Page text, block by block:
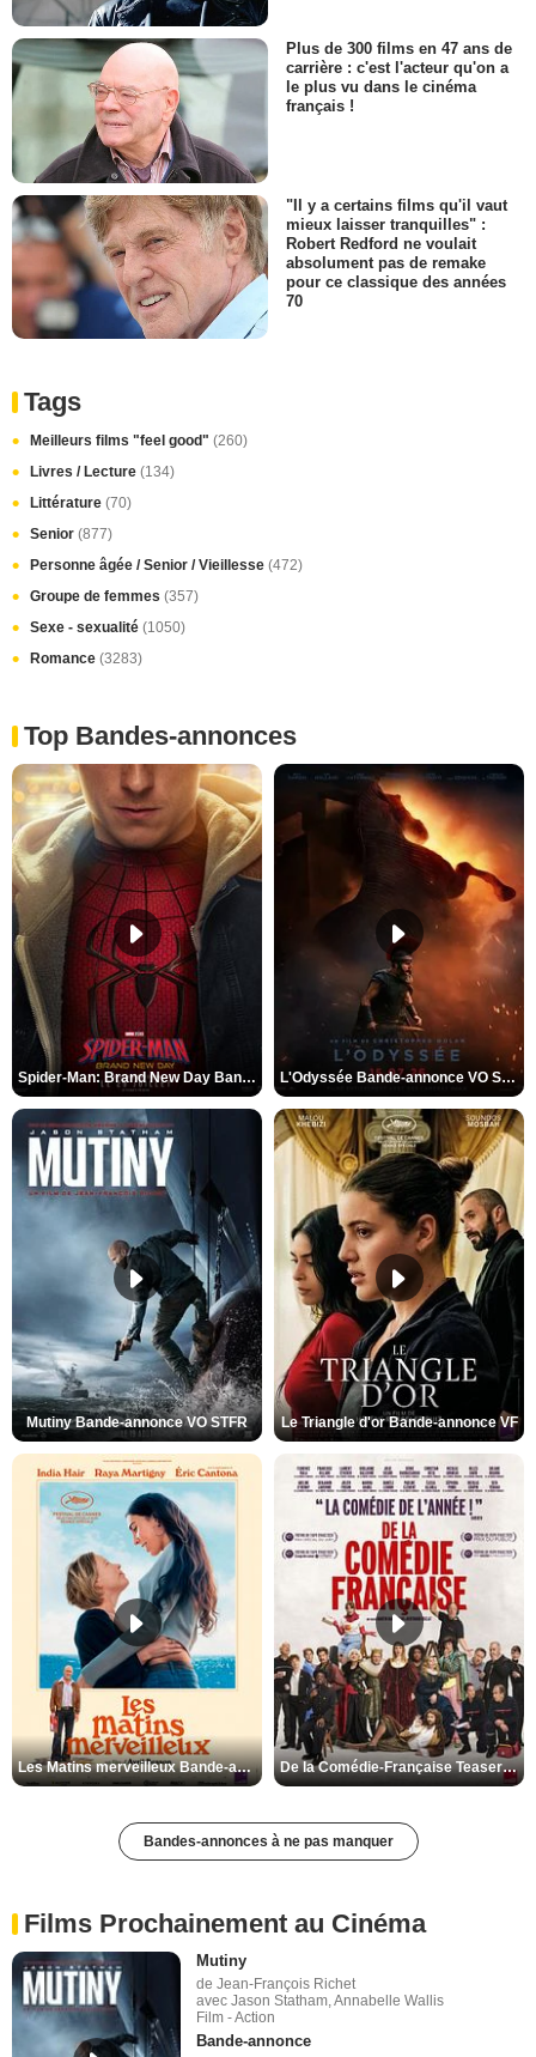
Plus de 300 films en 47 ans de
carrière : c'est l'acteur qu'on a
le plus vu dans le cinéma
français !
"Il y a certains films qu'il vaut
mieux laisser tranquilles" :
Robert Redford ne voulait
absolument pas de remake
pour ce classique des années
70
Tags
Meilleurs films "feel good" (260)
Livres / Lecture (134)
Littérature (70)
Senior (877)
Personne âgée / Senior / Vieillesse (472)
Groupe de femmes (357)
Sexe - sexualité (1050)
Romance (3283)
Top Bandes-annonces
Spider-Man: Brand New Day Bande-annonce VO STFR L'Odyssée Bande-annonce VO STFR
Mutiny Bande-annonce VO STFR Le Triangle d'or Bande-annonce VF
Les Matins merveilleux Bande-annonce VF De la Comédie-Française Teaser VF
Bandes-annonces à ne pas manquer
Films Prochainement au Cinéma
Mutiny
de Jean-François Richet
avec Jason Statham, Annabelle Wallis
Film - Action
Bande-annonce